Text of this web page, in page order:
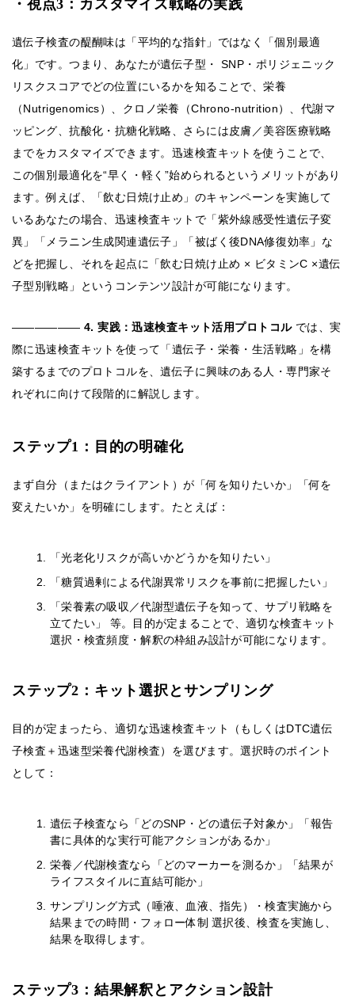
・視点3：カスタマイズ戦略の実践
遺伝子検査の醍醐味は「平均的な指針」ではなく「個別最適
化」です。つまり、あなたが遺伝子型・ SNP・ポリジェニック
リスクスコアでどの位置にいるかを知ることで、栄養
（Nutrigenomics）、クロノ栄養（Chrono-nutrition）、代謝マ
ッピング、抗酸化・抗糖化戦略、さらには皮膚／美容医療戦略
までをカスタマイズできます。迅速検査キットを使うことで、
この個別最適化を“早く・軽く”始められるというメリットがあり
ます。例えば、「飲む日焼け止め」のキャンペーンを実施して
いるあなたの場合、迅速検査キットで「紫外線感受性遺伝子変
異」「メラニン生成関連遺伝子」「被ばく後DNA修復効率」な
どを把握し、それを起点に「飲む日焼け止め × ビタミンC ×遺伝
子型別戦略」というコンテンツ設計が可能になります。
―――――― 4. 実践：迅速検査キット活用プロトコル では、実
際に迅速検査キットを使って「遺伝子・栄養・生活戦略」を構
築するまでのプロトコルを、遺伝子に興味のある人・専門家そ
れぞれに向けて段階的に解説します。
ステップ1：目的の明確化
まず自分（またはクライアント）が「何を知りたいか」「何を
変えたいか」を明確にします。たとえば：
「光老化リスクが高いかどうかを知りたい」
「糖質過剰による代謝異常リスクを事前に把握したい」
「栄養素の吸収／代謝型遺伝子を知って、サプリ戦略を
立てたい」 等。目的が定まることで、適切な検査キット
選択・検査頻度・解釈の枠組み設計が可能になります。
ステップ2：キット選択とサンプリング
目的が定まったら、適切な迅速検査キット（もしくはDTC遺伝
子検査＋迅速型栄養代謝検査）を選びます。選択時のポイント
として：
遺伝子検査なら「どのSNP・どの遺伝子対象か」「報告
書に具体的な実行可能アクションがあるか」
栄養／代謝検査なら「どのマーカーを測るか」「結果が
ライフスタイルに直結可能か」
サンプリング方式（唾液、血液、指先）・検査実施から
結果までの時間・フォロー体制 選択後、検査を実施し、
結果を取得します。
ステップ3：結果解釈とアクション設計